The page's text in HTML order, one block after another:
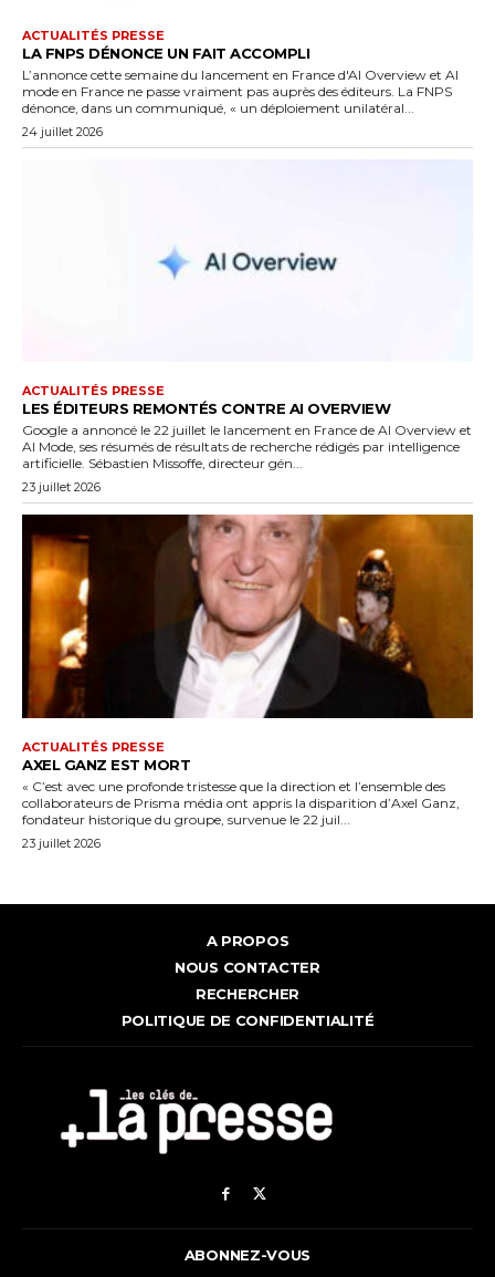
ACTUALITÉS PRESSE
LA FNPS DÉNONCE UN FAIT ACCOMPLI
L’annonce cette semaine du lancement en France d'AI Overview et AI
mode en France ne passe vraiment pas auprès des éditeurs. La FNPS
dénonce, dans un communiqué, « un déploiement unilatéral...
24 juillet 2026
ACTUALITÉS PRESSE
LES ÉDITEURS REMONTÉS CONTRE AI OVERVIEW
Google a annoncé le 22 juillet le lancement en France de AI Overview et
AI Mode, ses résumés de résultats de recherche rédigés par intelligence
artificielle. Sébastien Missoffe, directeur gén...
23 juillet 2026
ACTUALITÉS PRESSE
AXEL GANZ EST MORT
« C’est avec une profonde tristesse que la direction et l’ensemble des
collaborateurs de Prisma média ont appris la disparition d’Axel Ganz,
fondateur historique du groupe, survenue le 22 juil...
23 juillet 2026
A PROPOS
NOUS CONTACTER
RECHERCHER
POLITIQUE DE CONFIDENTIALITÉ
ABONNEZ-VOUS